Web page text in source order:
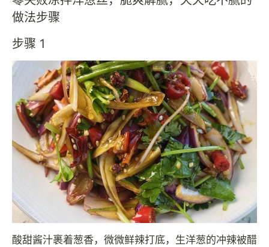
做法步骤
步骤 1
酸甜酱汁裹着葱香，微微鲜辣打底，生洋葱的冲辣被醋